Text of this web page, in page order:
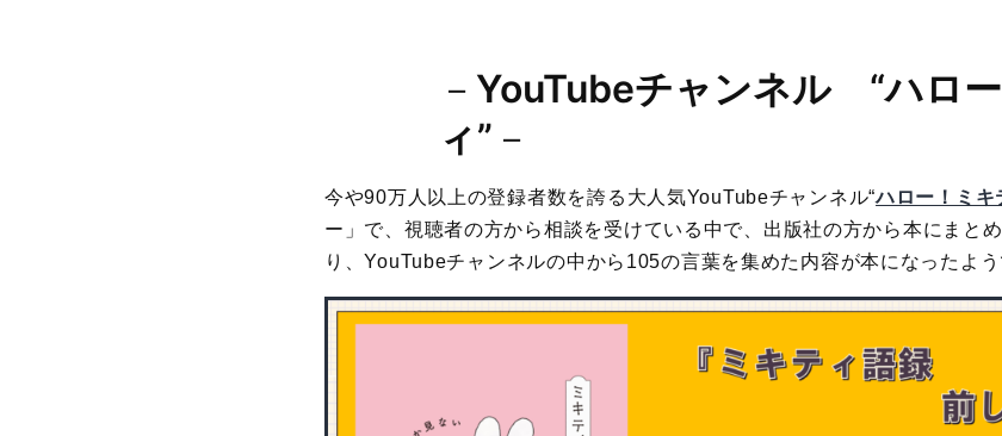
－ YouTubeチャンネル “ハロ
ィ” －
今や90万人以上の登録者数を誇る大人気YouTubeチャンネル“ハロー！ミキ
ー」で、視聴者の方から相談を受けている中で、出版社の方から本にまと
り、YouTubeチャンネルの中から105の言葉を集めた内容が本になったよう